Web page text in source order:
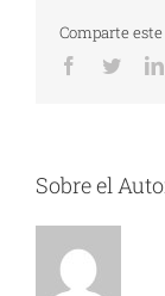
Comparte
Facebook
Twitter
Sobre el